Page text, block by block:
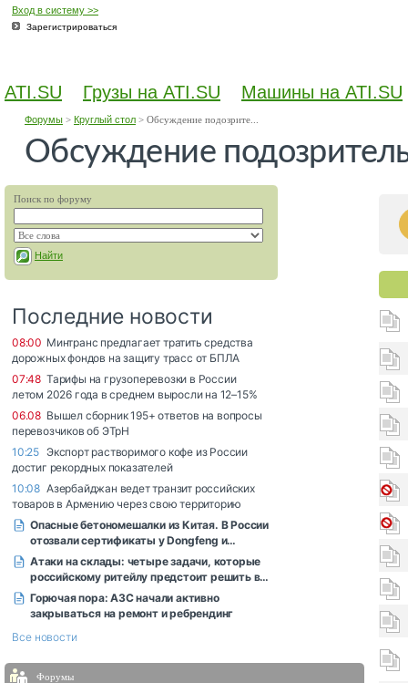
Вход в систему >>
Зарегистрироваться
ATI.SU Грузы на ATI.SU Машины на ATI.SU
Обсуждение
Форумы > Круглый стол > Обсуждение подозрите...
Поиск по форуму
Найти
Форумы